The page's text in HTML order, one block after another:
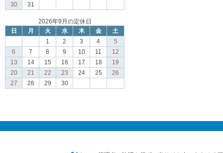
30
31
2026年9月の定休日
日
月 火 水 木 金
土
1
2 3 4
5
6
7 8 9 10 11
12
13
14 15 16 17 18
19
20
21 22 23 24 25
26
27
28 29 30